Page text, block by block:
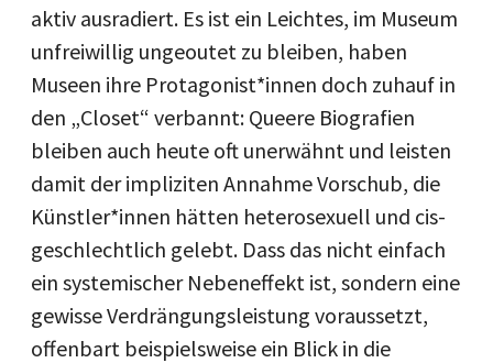
aktiv ausradiert. Es ist ein Leichtes, im Museum
unfreiwillig ungeoutet zu bleiben, haben
Museen ihre Protagonist*innen doch zuhauf in
den „Closet“ verbannt: Queere Biografien
bleiben auch heute oft unerwähnt und leisten
damit der impliziten Annahme Vorschub, die
Künstler*innen hätten heterosexuell und cis-
geschlechtlich gelebt. Dass das nicht einfach
ein systemischer Nebeneffekt ist, sondern eine
gewisse Verdrängungsleistung voraussetzt,
offenbart beispielsweise ein Blick in die